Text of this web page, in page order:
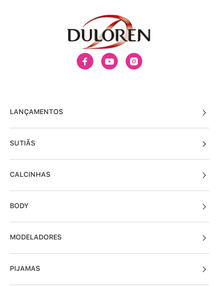
LANÇAMENTOS
SUTIÃS
CALCINHAS
BODY
MODELADORES
PIJAMAS